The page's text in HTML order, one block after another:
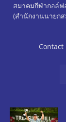
สมาคมกีฬากอล์ฟ
(สำนักงานนายก
Contact